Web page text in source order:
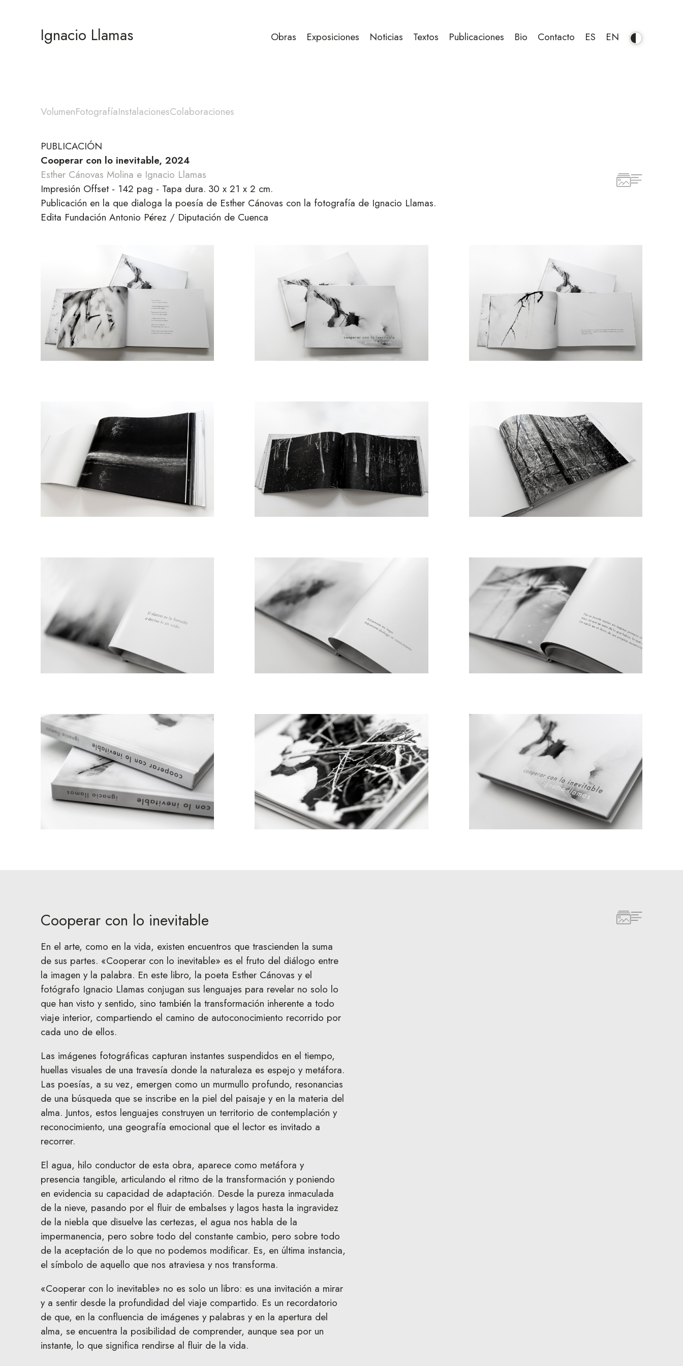
Ignacio Llamas Obras Exposiciones Noticias Textos Publicaciones Bio Contacto ES EN
VolumenFotografíaInstalacionesColaboraciones
PUBLICACIÓN
Cooperar con lo inevitable, 2024
Esther Cánovas Molina e Ignacio Llamas
Impresión Offset - 142 pag - Tapa dura. 30 x 21 x 2 cm.
Publicación en la que dialoga la poesía de Esther Cánovas con la fotografía de Ignacio Llamas.
Edita Fundación Antonio Pérez / Diputación de Cuenca
Cooperar con lo inevitable
En el arte, como en la vida, existen encuentros que trascienden la suma
de sus partes. «Cooperar con lo inevitable» es el fruto del diálogo entre
la imagen y la palabra. En este libro, la poeta Esther Cánovas y el
fotógrafo Ignacio Llamas conjugan sus lenguajes para revelar no solo lo
que han visto y sentido, sino también la transformación inherente a todo
viaje interior, compartiendo el camino de autoconocimiento recorrido por
cada uno de ellos.
Las imágenes fotográficas capturan instantes suspendidos en el tiempo,
huellas visuales de una travesía donde la naturaleza es espejo y metáfora.
Las poesías, a su vez, emergen como un murmullo profundo, resonancias
de una búsqueda que se inscribe en la piel del paisaje y en la materia del
alma. Juntos, estos lenguajes construyen un territorio de contemplación y
reconocimiento, una geografía emocional que el lector es invitado a
recorrer.
El agua, hilo conductor de esta obra, aparece como metáfora y
presencia tangible, articulando el ritmo de la transformación y poniendo
en evidencia su capacidad de adaptación. Desde la pureza inmaculada
de la nieve, pasando por el fluir de embalses y lagos hasta la ingravidez
de la niebla que disuelve las certezas, el agua nos habla de la
impermanencia, pero sobre todo del constante cambio, pero sobre todo
de la aceptación de lo que no podemos modificar. Es, en última instancia,
el símbolo de aquello que nos atraviesa y nos transforma.
«Cooperar con lo inevitable» no es solo un libro: es una invitación a mirar
y a sentir desde la profundidad del viaje compartido. Es un recordatorio
de que, en la confluencia de imágenes y palabras y en la apertura del
alma, se encuentra la posibilidad de comprender, aunque sea por un
instante, lo que significa rendirse al fluir de la vida.